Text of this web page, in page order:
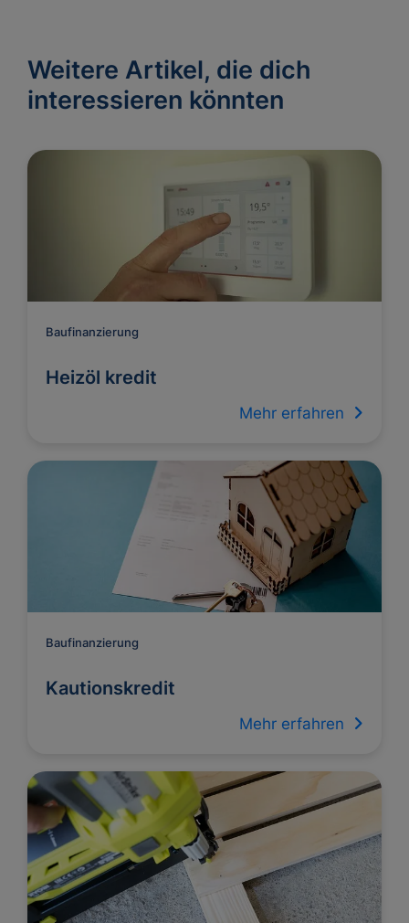
Weitere Artikel, die dich
interessieren könnten
Baufinanzierung
Heizöl kredit
Mehr erfahren
Baufinanzierung
Kautionskredit
Mehr erfahren